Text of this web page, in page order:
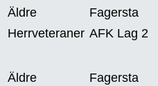
Äldre
Herrveteraner
Fagersta
AFK Lag 2
Äldre
Fagersta